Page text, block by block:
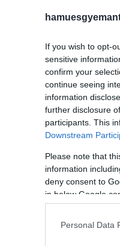
If you wish to opt-
sensitive
confirm your
continue seeing
information
further disclosure
participants. This
Downstream
Please note that
information
deny consent to
in below Google
Personal Data